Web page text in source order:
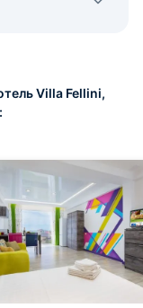
Villa Fellini,